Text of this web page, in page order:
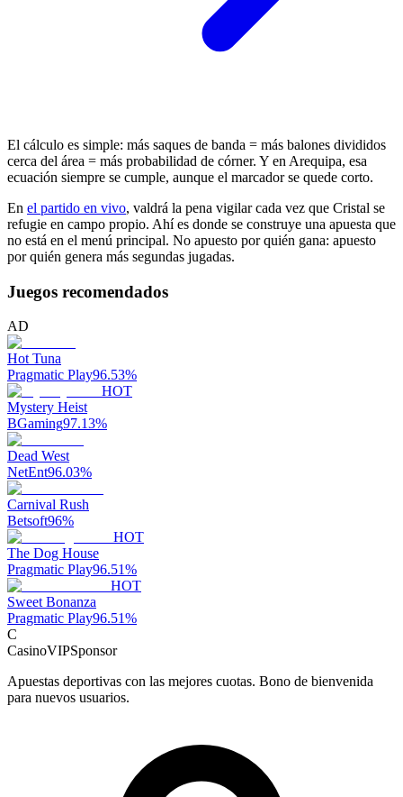
El cálculo es simple: más saques de banda = más balones divididos
cerca del área = más probabilidad de córner. Y en Arequipa, esa
ecuación siempre se cumple, aunque el marcador se quede corto.
En el partido en vivo, valdrá la pena vigilar cada vez que Cristal se
refugie en campo propio. Ahí es donde se construye una apuesta que
no está en el menú principal. No apuesto por quién gana: apuesto
por quién genera más segundas jugadas.
Juegos recomendados
AD
Hot Tuna
Pragmatic Play96.53%
HOT
Mystery Heist
BGaming97.13%
Dead West
NetEnt96.03%
Carnival Rush
Betsoft96%
HOT
The Dog House
Pragmatic Play96.51%
HOT
Sweet Bonanza
Pragmatic Play96.51%
C
CasinoVIPSponsor
Apuestas deportivas con las mejores cuotas. Bono de bienvenida
para nuevos usuarios.